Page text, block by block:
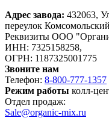
Адрес завода: 432063,
переулок
Реквизиты ООО
ИНН: 7325158258,
ОГРН: 1187325001775
Звоните нам
Телефон: 8-800-777-1357
Режим работы колл-
Отдел продаж:
Sale@organic-mix.ru